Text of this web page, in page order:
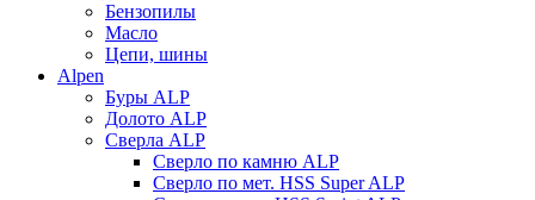
Бензопилы
Масло
Цепи, шины
Alpen
Буры ALP
Долото ALP
Сверла ALP
Сверло по камню ALP
Сверло по мет. HSS Super ALP